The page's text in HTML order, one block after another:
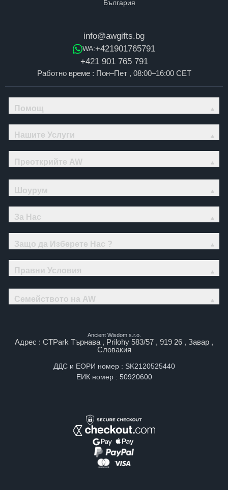
info@awgifts.bg
WA:+421901765791
+421 901 765 791
Работно време : Пон–Пет , 08:00–16:00 CET
Помощ
Нашите Услуги
Преоткрийте AW
Шоурум
За Нас
Защо да Изберете Нас ?
Правни Условия
Семейството на AW
Ancient Wisdom s.r.o.
Адрес : CTPark Търнава , Prilohy 583/57 , 919 26 , Завар ,
Словакия
ДДС и ЕОРИ номер : SK2120525440
ЕИК номер : 50920600